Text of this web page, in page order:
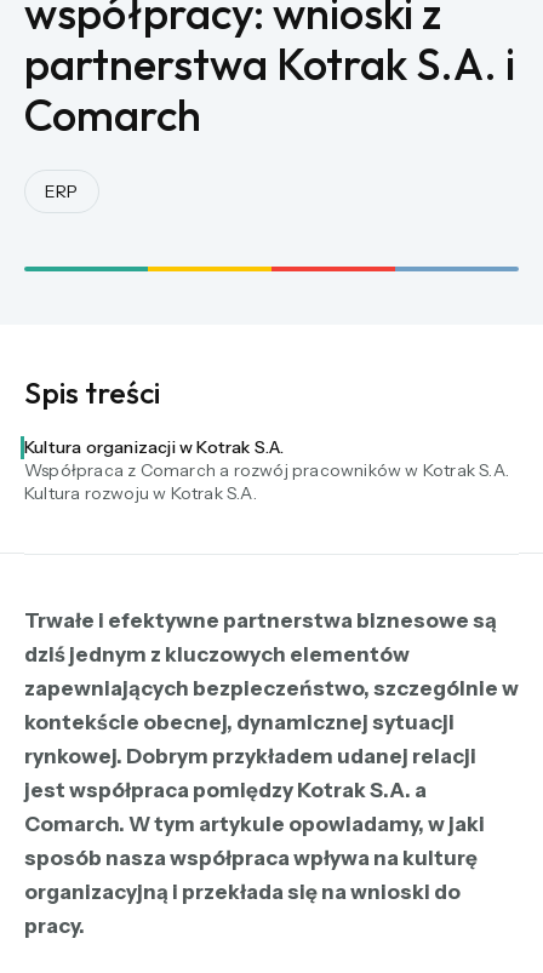
ERP
współpracy: wnioski z
partnerstwa Kotrak S.A. i
Comarch
Spis treści
Kultura organizacji w Kotrak S.A.
Współpraca z Comarch a rozwój pracowników w Kotrak S.A.
Kultura rozwoju w Kotrak S.A.
Trwałe i efektywne partnerstwa biznesowe są
dziś jednym z kluczowych elementów
zapewniających bezpieczeństwo, szczególnie w
kontekście obecnej, dynamicznej sytuacji
rynkowej. Dobrym przykładem udanej relacji
jest współpraca pomiędzy Kotrak S.A. a
Comarch. W tym artykule opowiadamy, w jaki
sposób nasza współpraca wpływa na kulturę
organizacyjną i przekłada się na wnioski do
pracy.